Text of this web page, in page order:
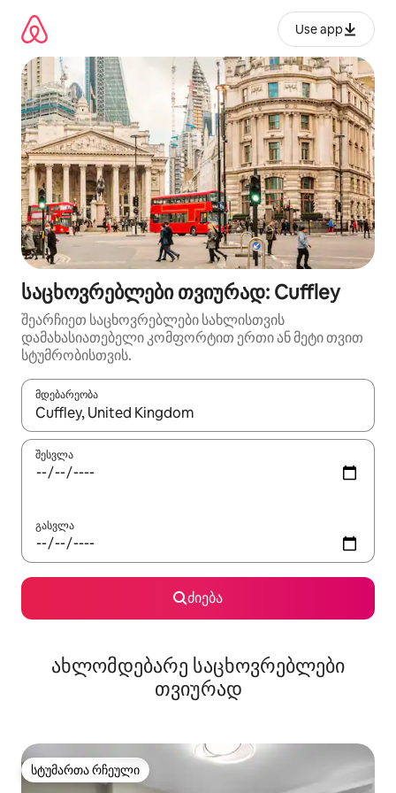
გადასვლა
Use app
საცხოვრებლები თვიურად: Cuffley
შეარჩიეთ საცხოვრებლები სახლისთვის
დამახასიათებელი კომფორტით ერთი ან მეტი თვით
სტუმრობისთვის.
მდებარეობა
როცა შედეგები ხელმისაწვდომი გახდება, ნავიგაციისთვის
შესვლა
გასვლა
ძიება
ახლომდებარე საცხოვრებლები
თვიურად
სტუმართა რჩეული
სტუმართა რჩეული